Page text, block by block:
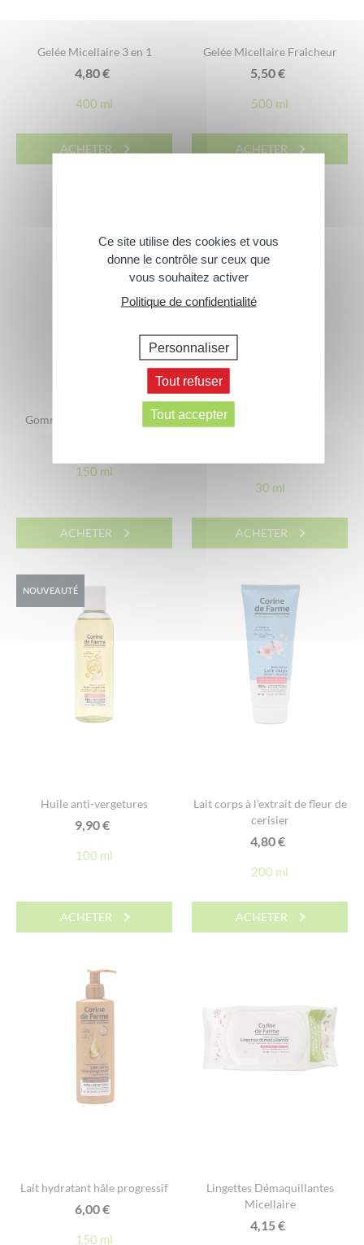
Gelée Micellaire 3 en 1
4,80€
400 ml
ACHETER
Gelée Micellaire Fraîcheur
5,50€
500 ml
ACHETER
Gommage corps à l’amande
150 ml
ACHETER
30 ml
ACHETER
NOUVEAUTÉ
Huile anti-vergetures
9,90€
100 ml
ACHETER
Lait corps à l’extrait de fleur de
cerisier
4,80€
200 ml
ACHETER
Lait hydratant hâle progressif
6,00€
150 ml
Lingettes Démaquillantes
Micellaire
4,15€
Ce site utilise des cookies et vous
donne le contrôle sur ceux que
vous souhaitez activer
Politique de confidentialité
Personnaliser
Tout refuser
Tout accepter